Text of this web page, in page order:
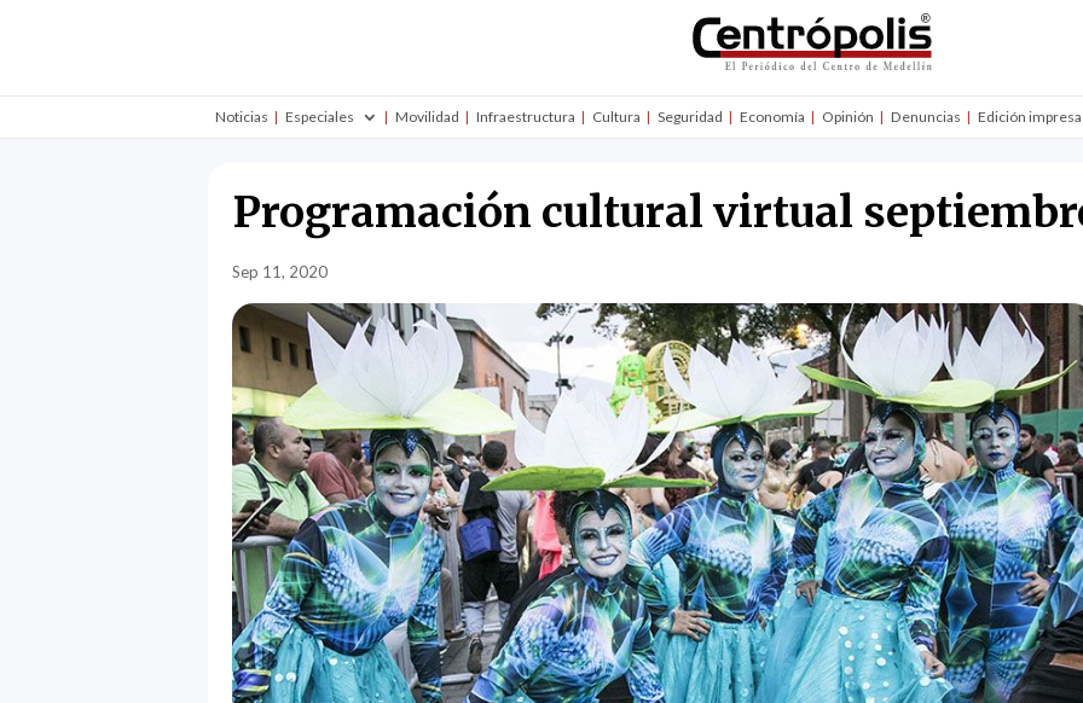
Noticias Especiales Movilidad Infraestructura Cultura Seguridad Economía Opinión Denuncias Edición impresa
Programación cultural virtual
Sep 11, 2020